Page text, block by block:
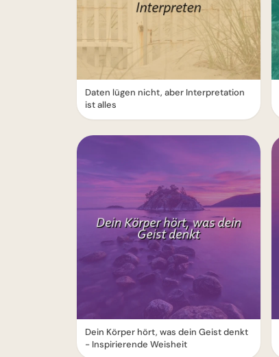
Daten lügen nicht, aber Interpretation
ist alles
Dein Körper hört, was dein Geist denkt
- Inspirierende Weisheit